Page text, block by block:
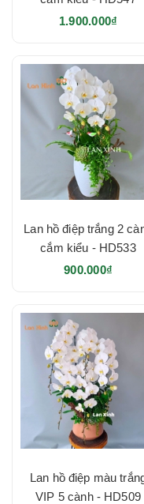
1.900.000₫
Lan hồ điệp trắng 2
cắm kiểu - HD533
900.000₫
Lan hồ điệp màu
VIP 5 cành - HD509